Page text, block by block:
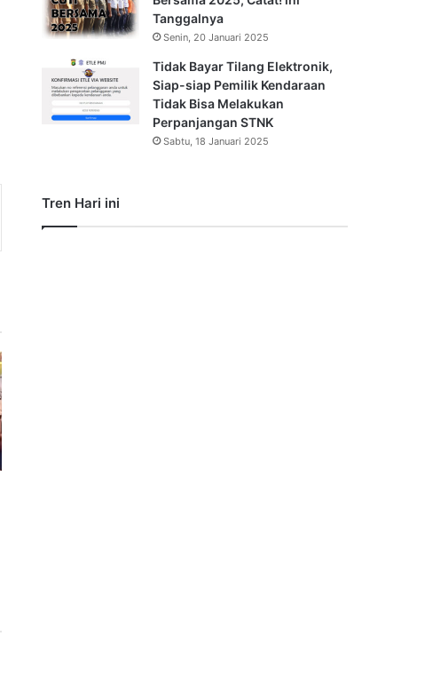
Tanggalnya
Senin, 20 Januari 2025
Tidak Bayar Tilang Elektronik,
Siap-siap Pemilik Kendaraan
Tidak Bisa Melakukan
Perpanjangan STNK
Sabtu, 18 Januari 2025
Tren Hari ini